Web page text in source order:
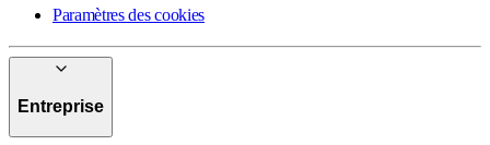
Paramètres des cookies
Entreprise